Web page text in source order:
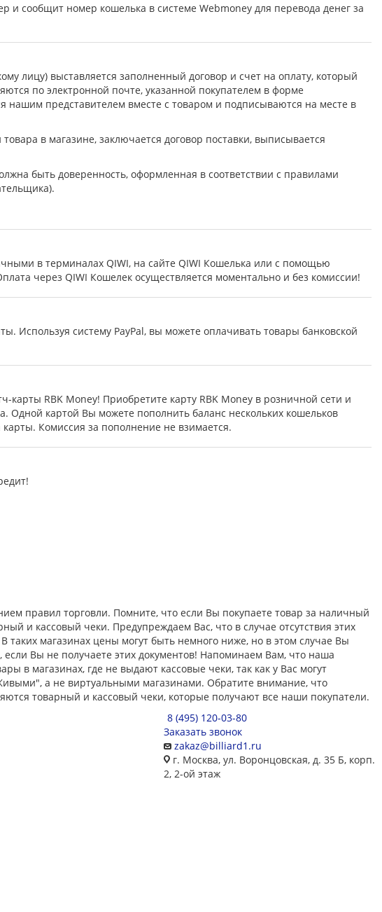
сообщит номер кошелька в системе Webmoney для перевода денег за
лицу) выставляется заполненный договор и счет на оплату, который
по электронной почте, указанной покупателем в форме
нашим представителем вместе с товаром и подписываются на месте в
в магазине, заключается договор поставки, выписывается
быть доверенность, оформленная в соответствии с правилами
в терминалах QIWI, на сайте QIWI Кошелька или с помощью
через QIWI Кошелек осуществляется моментально и без комиссии!
Используя систему PayPal, вы можете оплачивать товары банковской
RBK Money! Приобретите карту RBK Money в розничной сети и
Одной картой Вы можете пополнить баланс нескольких кошельков
Комиссия за пополнение не взимается.
правил торговли. Помните, что если Вы покупаете товар за наличный
и кассовый чеки. Предупреждаем Вас, что в случае отсутствия этих
магазинах цены могут быть немного ниже, но в этом случае Вы
Вы не получаете этих документов! Напоминаем Вам, что наша
в магазинах, где не выдают кассовые чеки, так как у Вас могут
а не виртуальными магазинами. Обратите внимание, что
товарный и кассовый чеки, которые получают все наши покупатели.
8 (495) 120-03-80
Заказать звонок
zakaz@billiard1.ru
г. Москва, ул. Воронцовская, д. 35 Б, корп.
2, 2-ой этаж